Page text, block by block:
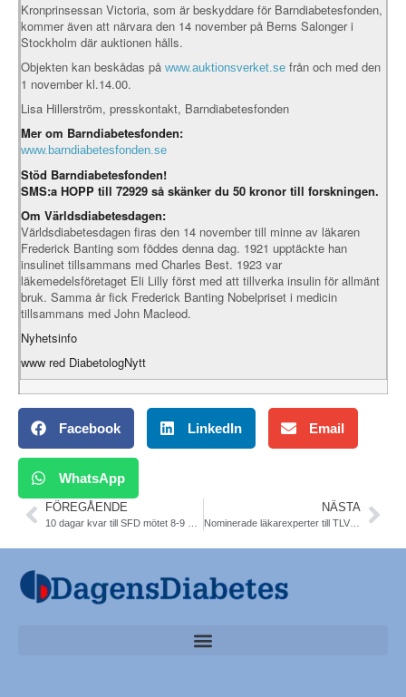
Kronprinsessan Victoria, som är beskyddare för Barndiabetesfonden,
kommer även att närvara den 14 november på Berns Salonger i
Stockholm där auktionen hålls.
Objekten kan beskådas på www.auktionsverket.se från och med den
1 november kl.14.00.
Lisa Hillerström, presskontakt, Barndiabetesfonden
Mer om Barndiabetesfonden:
www.barndiabetesfonden.se
Stöd Barndiabetesfonden!
SMS:a HOPP till 72929 så skänker du 50 kronor till forskningen.
Om Världsdiabetesdagen:
Världsdiabetesdagen firas den 14 november till minne av läkaren
Frederick Banting som föddes denna dag. 1921 upptäckte han
insulinet tillsammans med Charles Best. 1923 var
läkemedelsföretaget Eli Lilly först med att tillverka insulin för allmänt
bruk. Samma år fick Frederick Banting Nobelpriset i medicin
tillsammans med John Macleod.
Nyhetsinfo
www red DiabetologNytt
Facebook LinkedIn Email
WhatsApp
FÖREGÅENDE NÄSTA
Nominerade läkarexperter till TLVs insulinpumpgrupp.